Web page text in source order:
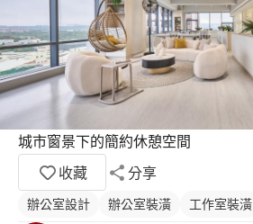
城市窗景下的簡約休憩空間
收藏
分享
辦公室設計 辦公室裝潢 工作室裝潢